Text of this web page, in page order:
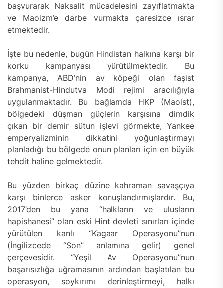
başvurarak Naksalit mücadelesini zayıflatmakta
ve Maoizm’e darbe vurmakta çaresizce ısrar
etmektedir.
İşte bu nedenle, bugün Hindistan halkına karşı bir
korku kampanyası yürütülmektedir. Bu
kampanya, ABD’nin av köpeği olan faşist
Brahmanist-Hindutva Modi rejimi aracılığıyla
uygulanmaktadır. Bu bağlamda HKP (Maoist),
bölgedeki düşman güçlerin karşısına dimdik
çıkan bir demir sütun işlevi görmekte, Yankee
emperyalizminin dikkatini yoğunlaştırmayı
planladığı bu bölgede onun planları için en büyük
tehdit haline gelmektedir.
Bu yüzden birkaç düzine kahraman savaşçıya
karşı binlerce asker konuşlandırmışlardır. Bu,
2017’den bu yana “halkların ve ulusların
hapishanesi” olan eski Hint devleti sınırları içinde
yürütülen kanlı “Kagaar Operasyonu”nun
(İngilizcede “Son” anlamına gelir) genel
çerçevesidir. “Yeşil Av Operasyonu”nun
başarısızlığa uğramasının ardından başlatılan bu
operasyon, soykırımı derinleştirmeyi, halkı